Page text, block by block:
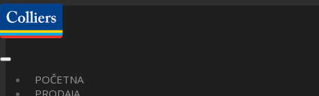
Toggle
navigationPOČETNA
PRODAJA